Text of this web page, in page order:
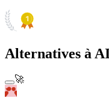
Alternatives à
🚀